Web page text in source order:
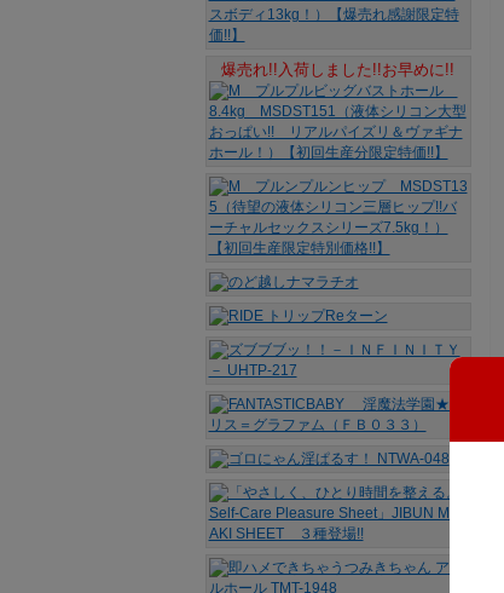
爆売れ!!入荷しました!!お早めに!!